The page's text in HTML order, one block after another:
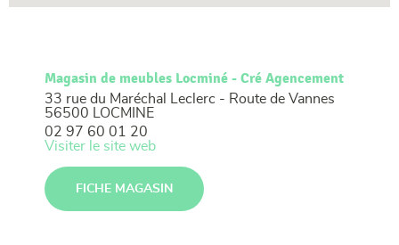
Magasin de meubles Locminé - Cré Agencement
33 rue du Maréchal Leclerc - Route de Vannes
56500 LOCMINE
02 97 60 01 20
Visiter le site web
FICHE MAGASIN